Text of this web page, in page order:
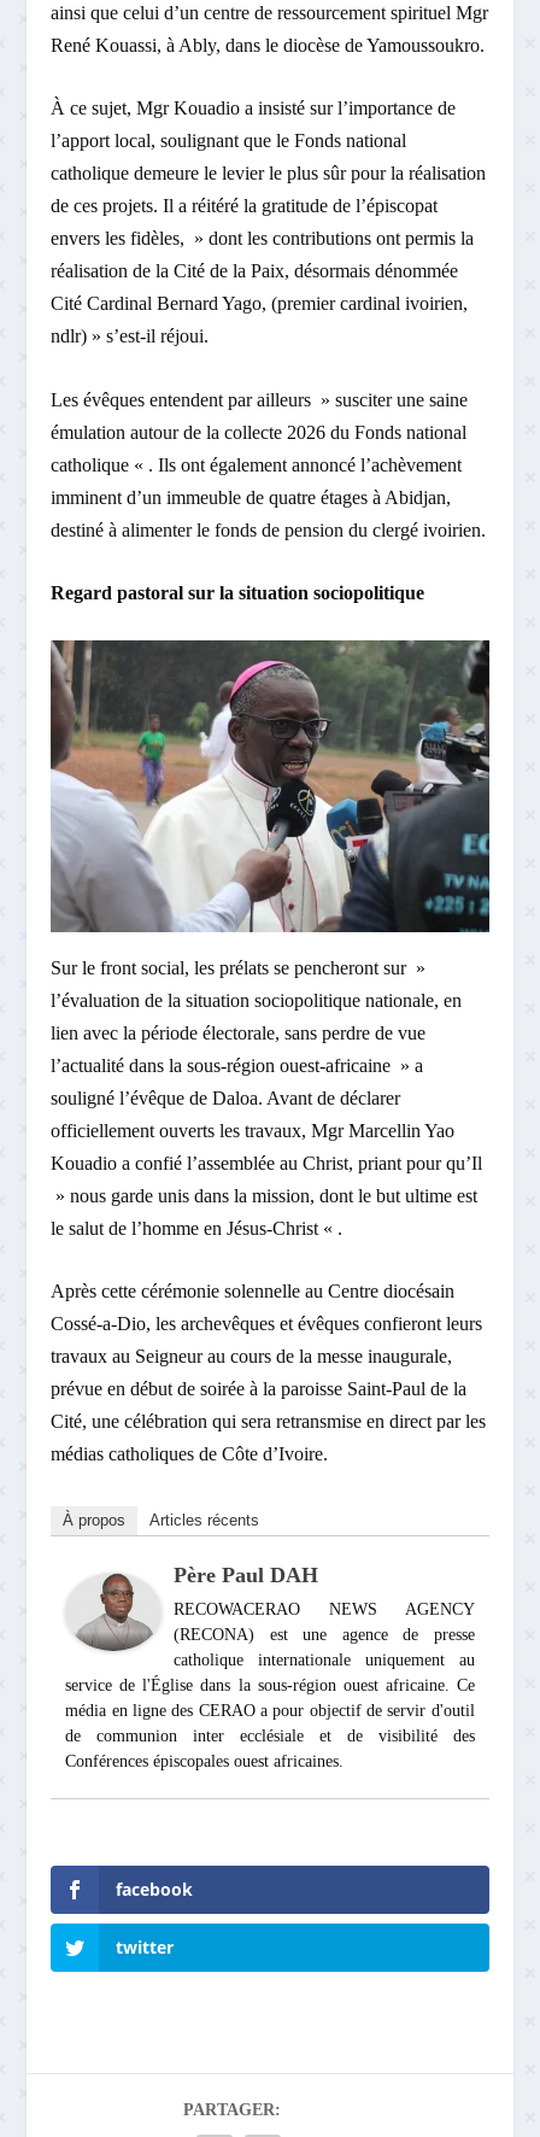
ainsi que celui d’un centre de ressourcement spirituel Mgr
René Kouassi, à Ably, dans le diocèse de Yamoussoukro.
À ce sujet, Mgr Kouadio a insisté sur l’importance de
l’apport local, soulignant que le Fonds national
catholique demeure le levier le plus sûr pour la réalisation
de ces projets. Il a réitéré la gratitude de l’épiscopat
envers les fidèles, » dont les contributions ont permis la
réalisation de la Cité de la Paix, désormais dénommée
Cité Cardinal Bernard Yago, (premier cardinal ivoirien,
ndlr) » s’est-il réjoui.
Les évêques entendent par ailleurs » susciter une saine
émulation autour de la collecte 2026 du Fonds national
catholique « . Ils ont également annoncé l’achèvement
imminent d’un immeuble de quatre étages à Abidjan,
destiné à alimenter le fonds de pension du clergé ivoirien.
Regard pastoral sur la situation sociopolitique
Sur le front social, les prélats se pencheront sur »
l’évaluation de la situation sociopolitique nationale, en
lien avec la période électorale, sans perdre de vue
l’actualité dans la sous-région ouest-africaine » a
souligné l’évêque de Daloa. Avant de déclarer
officiellement ouverts les travaux, Mgr Marcellin Yao
Kouadio a confié l’assemblée au Christ, priant pour qu’Il
» nous garde unis dans la mission, dont le but ultime est
le salut de l’homme en Jésus-Christ « .
Après cette cérémonie solennelle au Centre diocésain
Cossé-a-Dio, les archevêques et évêques confieront leurs
travaux au Seigneur au cours de la messe inaugurale,
prévue en début de soirée à la paroisse Saint-Paul de la
Cité, une célébration qui sera retransmise en direct par les
médias catholiques de Côte d’Ivoire.
À propos Articles récents
Père Paul DAH
RECOWACERAO NEWS AGENCY
(RECONA) est une agence de presse
catholique internationale uniquement au
service de l'Église dans la sous-région ouest africaine. Ce
média en ligne des CERAO a pour objectif de servir d'outil
de communion inter ecclésiale et de visibilité des
Conférences épiscopales ouest africaines.
facebook
twitter
PARTAGER: